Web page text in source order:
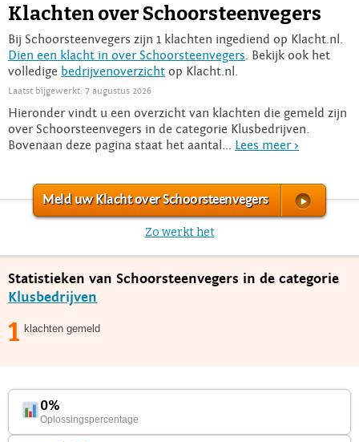
Login
Klachten over Schoorsteenvegers
Bij Schoorsteenvegers zijn 1 klachten ingediend op Klacht.nl.
Dien een klacht in over Schoorsteenvegers . Bekijk ook het
volledige bedrijvenoverzicht op Klacht.nl.
Laatst bijgewerkt: 7 augustus 2026
Hieronder vindt u een overzicht van klachten die gemeld zijn
over Schoorsteenvegers in de categorie Klusbedrijven.
Bovenaan deze pagina staat het aantal... Lees meer >
Meld uw Klacht over Schoorsteenvegers
Zo werkt het
Statistieken van Schoorsteenvegers in de categorie
Klusbedrijven
1 klachten gemeld
0%
Oplossingspercentage